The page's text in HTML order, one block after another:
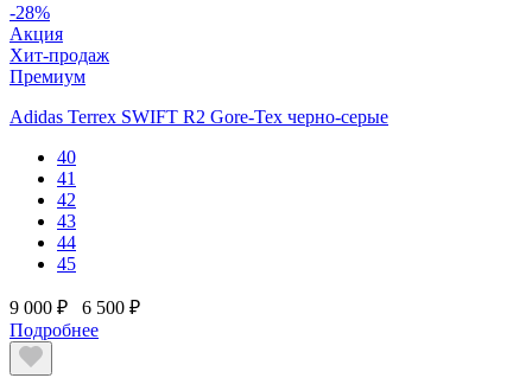
-28%
Акция
Хит-продаж
Премиум
Adidas Terrex SWIFT R2 Gore-Tex черно-серые
40
41
42
43
44
45
9 000 ₽
6 500 ₽
Подробнее